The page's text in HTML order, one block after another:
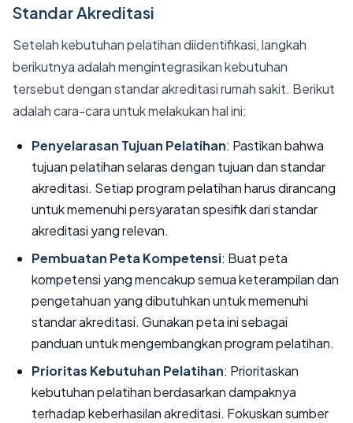
Standar Akreditasi
Setelah kebutuhan pelatihan diidentifikasi, langkah
berikutnya adalah mengintegrasikan kebutuhan
tersebut dengan standar akreditasi rumah sakit. Berikut
adalah cara-cara untuk melakukan hal ini:
Penyelarasan Tujuan Pelatihan: Pastikan bahwa
tujuan pelatihan selaras dengan tujuan dan standar
akreditasi. Setiap program pelatihan harus dirancang
untuk memenuhi persyaratan spesifik dari standar
akreditasi yang relevan.
Pembuatan Peta Kompetensi: Buat peta
kompetensi yang mencakup semua keterampilan dan
pengetahuan yang dibutuhkan untuk memenuhi
standar akreditasi. Gunakan peta ini sebagai
panduan untuk mengembangkan program pelatihan.
Prioritas Kebutuhan Pelatihan: Prioritaskan
kebutuhan pelatihan berdasarkan dampaknya
terhadap keberhasilan akreditasi. Fokuskan sumber